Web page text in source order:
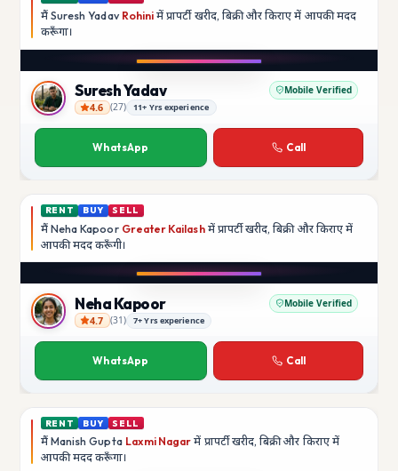
मैं Suresh Yadav Rohini में प्रापर्टी खरीद, बिक्री और किराए में आपकी मदद
करूँगा।
Suresh Yadav
Suresh Yadav Mobile Verified
4.6 (27) 11+ Yrs experience
WhatsApp Call
RENT BUY SELL
मैं Neha Kapoor Greater Kailashमें प्रापर्टी खरीद, बिक्री और किराए में
आपकी मददकरूँगी।
Neha Kapoor
Neha Kapoor Mobile Verified
4.7 (31) 7+ Yrs experience
WhatsApp Call
RENT BUY SELL
मैं Manish Gupta Laxmi Nagar में प्रापर्टी खरीद, बिक्री और किराए में
आपकी मददकरूँगा।